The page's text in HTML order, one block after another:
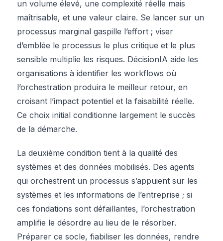
un volume élevé, une complexité réelle mais
maîtrisable, et une valeur claire. Se lancer sur un
processus marginal gaspille l’effort ; viser
d’emblée le processus le plus critique et le plus
sensible multiplie les risques. DécisionIA aide les
organisations à identifier les workflows où
l’orchestration produira le meilleur retour, en
croisant l’impact potentiel et la faisabilité réelle.
Ce choix initial conditionne largement le succès
de la démarche.
La deuxième condition tient à la qualité des
systèmes et des données mobilisés. Des agents
qui orchestrent un processus s’appuient sur les
systèmes et les informations de l’entreprise ; si
ces fondations sont défaillantes, l’orchestration
amplifie le désordre au lieu de le résorber.
Préparer ce socle, fiabiliser les données, rendre